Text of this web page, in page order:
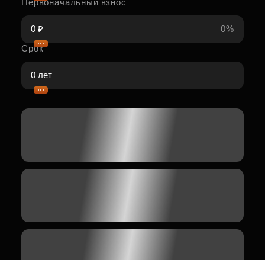
Первоначальный взнос
0%
Срок